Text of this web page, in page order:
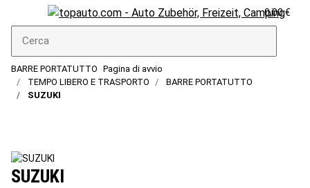
0,00 €
BARRE PORTATUTTO Pagina di avvio
TEMPO LIBERO E TRASPORTO
BARRE PORTATUTTO
SUZUKI
SUZUKI